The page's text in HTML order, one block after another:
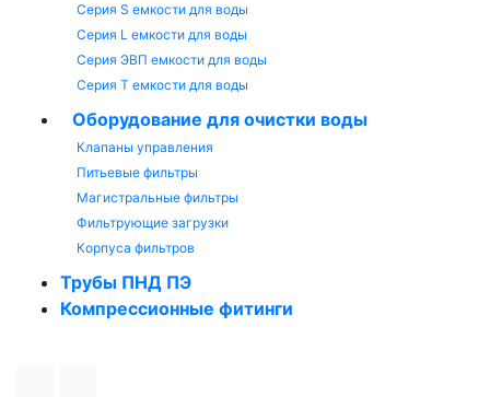
Серия S емкости для воды
Серия L емкости для воды
Серия ЭВП емкости для воды
Серия T емкости для воды
Оборудование для очистки воды
Клапаны управления
Питьевые фильтры
Магистральные фильтры
Фильтрующие загрузки
Корпуса фильтров
Трубы ПНД ПЭ
Компрессионные фитинги